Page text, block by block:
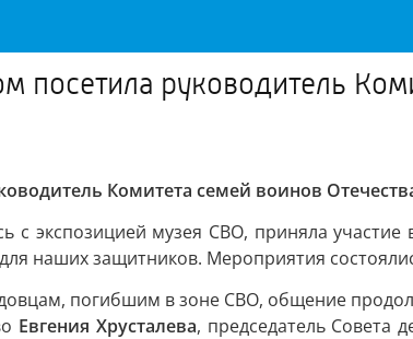
посетила руководитель
Комитета семей воинов
экспозицией музея СВО, приняла
наших защитников. Мероприятия
погибшим в зоне СВО, общение
Евгения Хрусталева, председатель Совета